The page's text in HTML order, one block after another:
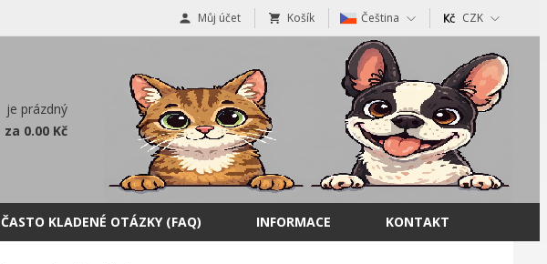
Můj účet Košík Čeština CZK
je prázdný
za 0.00 Kč
ČASTO KLADENÉ OTÁZKY (FAQ) INFORMACE KONTAKT